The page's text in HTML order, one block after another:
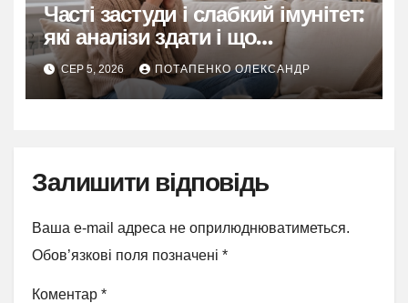
Часті застуди і слабкий імунітет:
які аналізи здати і що
перевірити
СЕР 5, 2026 ПОТАПЕНКО ОЛЕКСАНДР
Залишити відповідь
Ваша e-mail адреса не оприлюднюватиметься.
Обов’язкові поля позначені *
Коментар *